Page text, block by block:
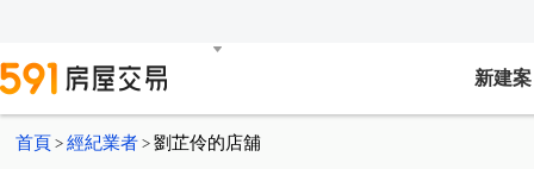
新建案
首頁 > 經紀業者 > 劉芷伶的店舖